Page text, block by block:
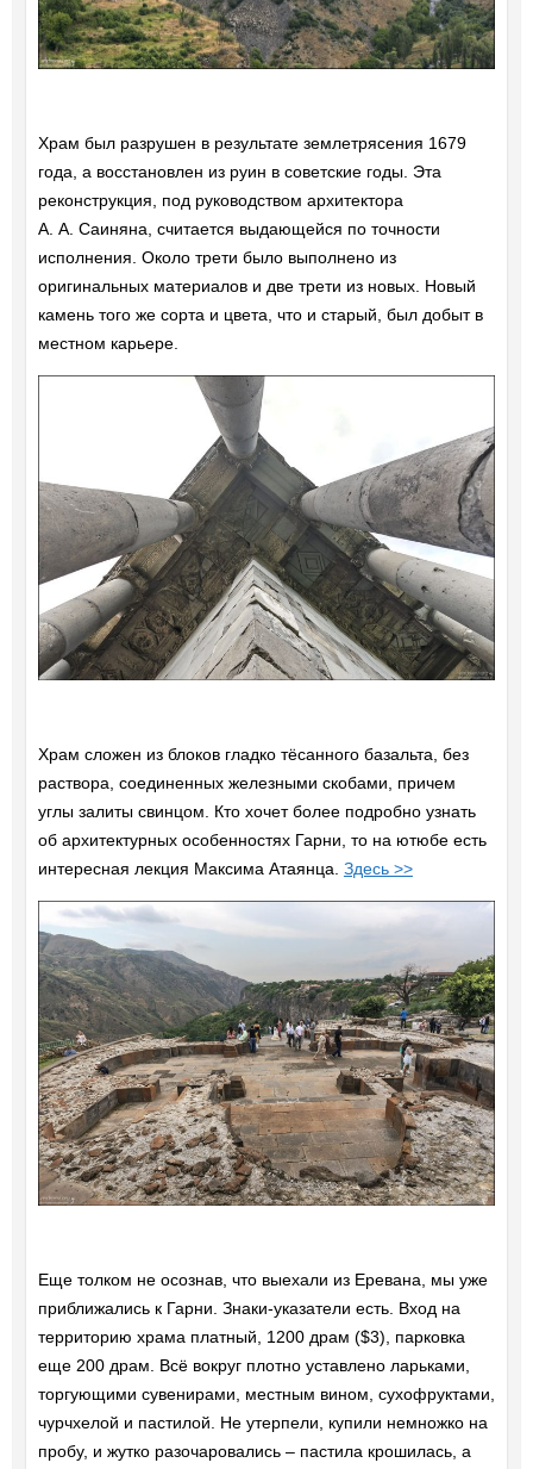
Храм был разрушен в результате землетрясения 1679
года, а восстановлен из руин в советские годы. Эта
реконструкция, под руководством архитектора
А. А. Саиняна, считается выдающейся по точности
исполнения. Около трети было выполнено из
оригинальных материалов и две трети из новых. Новый
камень того же сорта и цвета, что и старый, был добыт в
местном карьере.
Храм сложен из блоков гладко тёсанного базальта, без
раствора, соединенных железными скобами, причем
углы залиты свинцом. Кто хочет более подробно узнать
об архитектурных особенностях Гарни, то на ютюбе есть
интересная лекция Максима Атаянца. Здесь >>
Еще толком не осознав, что выехали из Еревана, мы уже
приближались к Гарни. Знаки-указатели есть. Вход на
территорию храма платный, 1200 драм ($3), парковка
еще 200 драм. Всё вокруг плотно уставлено ларьками,
торгующими сувенирами, местным вином, сухофруктами,
чурчхелой и пастилой. Не утерпели, купили немножко на
пробу, и жутко разочаровались – пастила крошилась, а